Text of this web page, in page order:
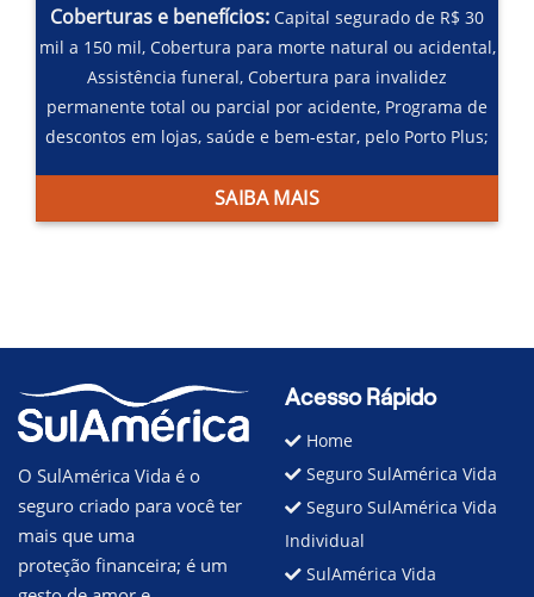
Coberturas e benefícios: Capital segurado de R$ 30
mil a 150 mil, Cobertura para morte natural ou acidental,
Assistência funeral,Cobertura para invalidez
permanente total ou parcial por acidente, Programa de
descontos em lojas, saúde e bem-estar, pelo Porto Plus;
SAIBA MAIS
O SulAmérica Vida é o
seguro criado para você ter
mais que uma
proteção financeira; é um
Acesso Rápido
Home
Seguro SulAmérica Vida
Seguro SulAmérica Vida
Individual
SulAmérica Vida